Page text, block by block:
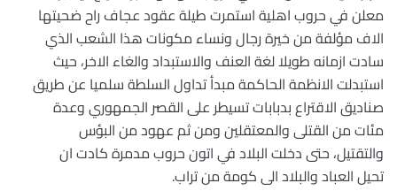
معلن في حروب اهلية استمرت طيلة عقود عجاف راح ضحيتها
الاف مؤلفة من خيرة رجال ونساء مكونات هذا الشعب الذي
سادت ازمانه طويلا لغة العنف والاستبداد والغاء الاخر، حيث
استبدلت الانظمة الحاكمة مبدأ تداول السلطة سلميا عن طريق
صناديق الاقتراع بدبابات تسيطر على القصر الجمهوري وعدة
مئات من القتلى والمعتقلين ومن ثم عهود من البؤس
والتقتيل، حتى دخلت البلاد في اتون حروب مدمرة كادت ان
تحيل العباد والبلاد الى كومة من تراب.